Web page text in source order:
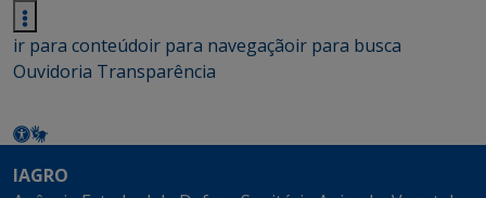
ir para conteúdoir para navegaçãoir para busca
Ouvidoria Transparência
IAGRO